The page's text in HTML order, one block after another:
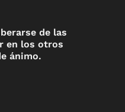
de las
en los otros
ánimo.